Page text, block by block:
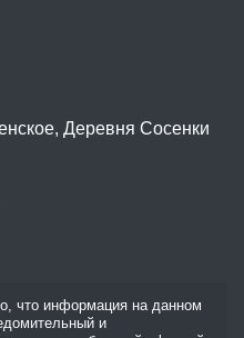
Деревня Сосенки
что информация на данном
и